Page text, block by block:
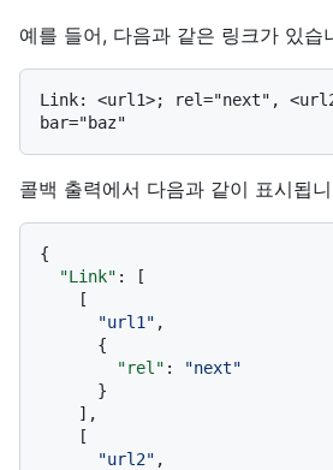
예를 들어, 다음과 같은 링크가 있습
Link: <url1>; rel="next",
콜백 출력에서 다음과 같이 표시됩
{
"Link" :
[
[
"url1" ,
{
"rel" :
"next"
}
] ,
[
"url2" ,